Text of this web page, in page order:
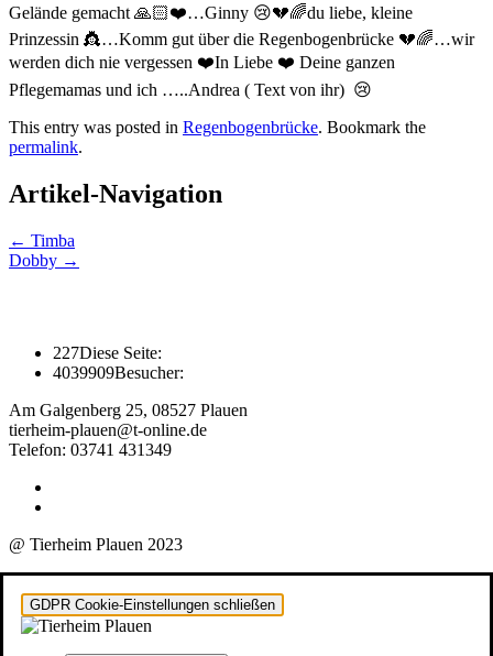
Gelände gemacht 🙏🏻❤️…Ginny 😢💔🌈du liebe, kleine
Prinzessin 👸…Komm gut über die Regenbogenbrücke 💔🌈…wir
werden dich nie vergessen ❤️In Liebe ❤️ Deine ganzen
Pflegemamas und ich …..Andrea ( Text von ihr) 😢
This entry was posted in Regenbogenbrücke. Bookmark the
permalink.
Artikel-Navigation
← Timba
Dobby →
227Diese Seite:
4039909Besucher:
Am Galgenberg 25, 08527 Plauen
tierheim-plauen@t-online.de
Telefon: 03741 431349
@ Tierheim Plauen 2023
GDPR Cookie-Einstellungen schließen